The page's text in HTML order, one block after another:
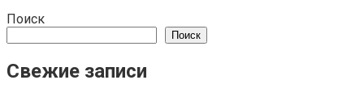
Поиск
Поиск
Свежие записи